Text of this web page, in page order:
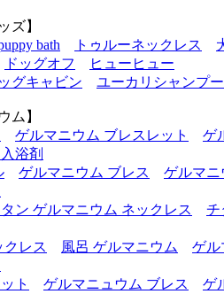
ズ】
bath トゥルーネックレス
ドッグオフ
ヒューヒュー
グキャビン ユーカリシャンプー
ム】
ゲルマニウム ブレスレット
ゲ
浴剤
ゲルマニウム ブレス
ゲルマニ
ン ゲルマニウム ネックレス
チ
クレス
風呂 ゲルマニウム
ゲル
ト
ゲルマニュウム ブレス
ゲ